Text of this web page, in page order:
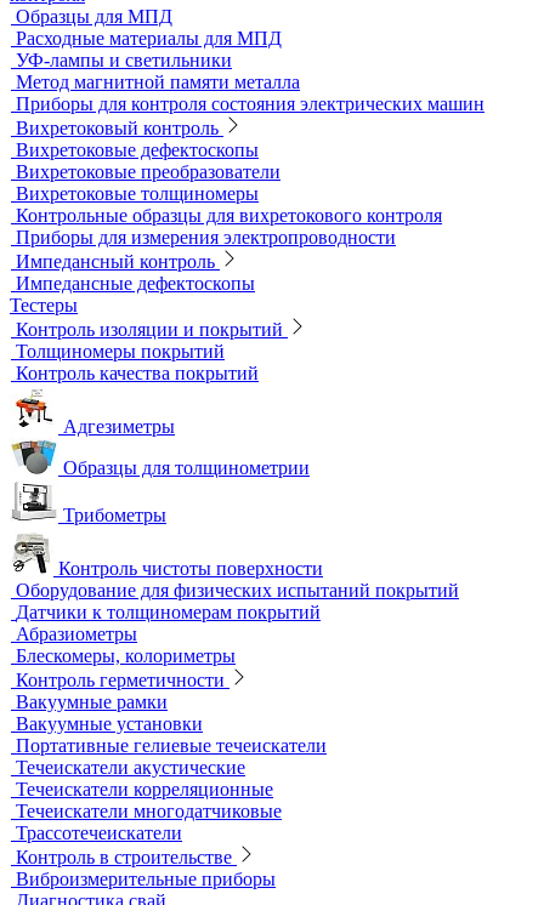
Контроль проникающими веществами
Образцы для ЦД
Пенетрант, проявитель, очиститель
Ультрафиолетовые лампы
Принадлежности для контроля проникающими веществами
Индукционные нагреватели
Нагреватели для монтажа подшипников
Магнитный контроль
Магнитопорошковые дефектоскопы и электромагниты
Магнитные толщиномеры покрытий
Магнитометры, коэрцитиметры и ферритометры
Автоматические линии и стенды магнитопорошкового
контроля
Образцы для МПД
Расходные материалы для МПД
УФ-лампы и светильники
Метод магнитной памяти металла
Приборы для контроля состояния электрических машин
Вихретоковый контроль
Вихретоковые дефектоскопы
Вихретоковые преобразователи
Вихретоковые толщиномеры
Контрольные образцы для вихретокового контроля
Приборы для измерения электропроводности
Импедансный контроль
Импедансные дефектоскопы
Тестеры
Контроль изоляции и покрытий
Толщиномеры покрытий
Контроль качества покрытий
Адгезиметры
Образцы для толщинометрии
Трибометры
Контроль чистоты поверхности
Оборудование для физических испытаний покрытий
Датчики к толщиномерам покрытий